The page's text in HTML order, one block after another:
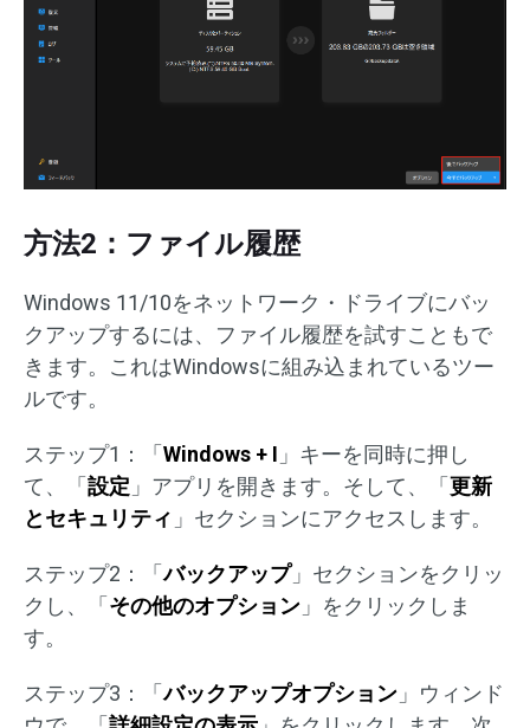
方法2：ファイル履歴
Windows 11/10をネットワーク・ドライブにバッ
クアップするには、ファイル履歴を試すこともで
きます。これはWindowsに組み込まれているツー
ルです。
ステップ1：「Windows + I 」キーを同時に押し
て、「設定 」アプリを開きます。そして、「更新
とセキュリティ 」セクションにアクセスします。
ステップ2：「バックアップ」セクションをクリッ
クし、「その他のオプション 」をクリックしま
す。
ステップ3：「バックアップオプション 」ウィンド